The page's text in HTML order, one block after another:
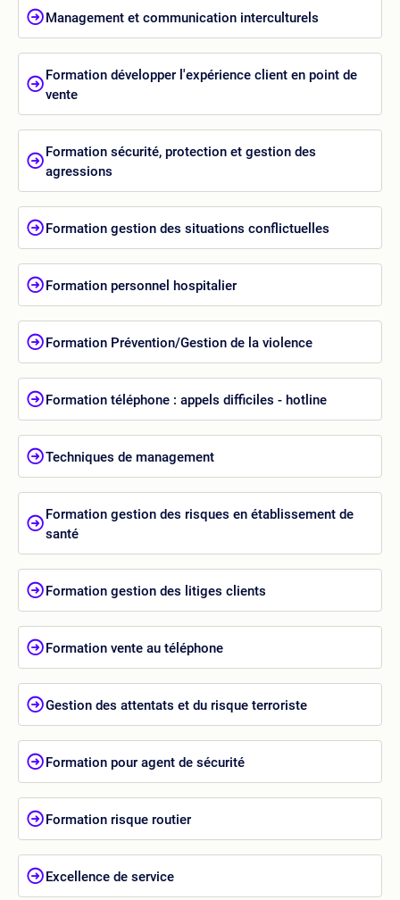
Management et communication interculturels
Formation développer l'expérience client en point de
vente
Formation sécurité, protection et gestion des
agressions
Formation gestion des situations conflictuelles
Formation personnel hospitalier
Formation Prévention/Gestion de la violence
Formation téléphone : appels difficiles - hotline
Techniques de management
Formation gestion des risques en établissement de
santé
Formation gestion des litiges clients
Formation vente au téléphone
Gestion des attentats et du risque terroriste
Formation pour agent de sécurité
Formation risque routier
Excellence de service